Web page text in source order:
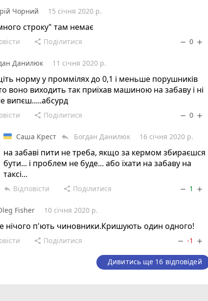
Чорний 15 січня 2020 р.
строку" там немає
share Поділитися remove 0 add
Данилюк 11 січня 2020 р.
норму у проммілях до 0,1 і меньше порушників
воно виходить так приїхав машиною на забаву і ні
випєш.....абсурд
share Поділитися remove 0 add
Саша Крест reply Богдан Данилюк 16 січня 2020 р.
на забаві пити не треба, якщо за кермом збираєшся
бути... і проблем не буде... або їхати на забаву на
таксі...
reply Відповісти share Поділитися remove 1 add
Fisher 10 січня 2020 р.
нічого п'ють чиновники.Кришують один одного!
share Поділитися remove -1 add
Дивитись ще 16 відповідей